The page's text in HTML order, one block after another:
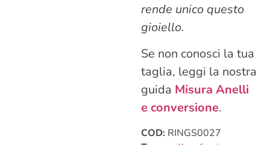
rende unico questo
gioiello.
Se non conosci la tua
taglia, leggi la nostra
guida Misura Anelli
econversione.
COD: RINGS0027